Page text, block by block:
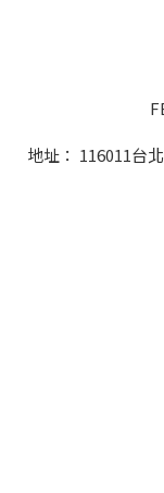
忙坐在影印機旁
僅剩的座位，乃
還不准外借，外
路資訊受到政府
球的學術動態呢
他們多少對學習
地址： 116011台